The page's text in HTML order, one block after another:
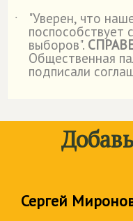
˙
"Уверен, что
поспособствует
выборов".
Общественная
подписали
Сергей